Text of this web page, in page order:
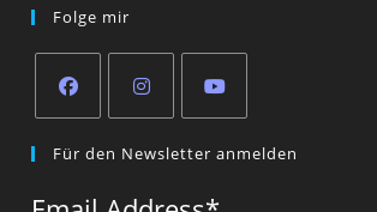
Folge mir
in
in
in
Für den Newsletter anmelden